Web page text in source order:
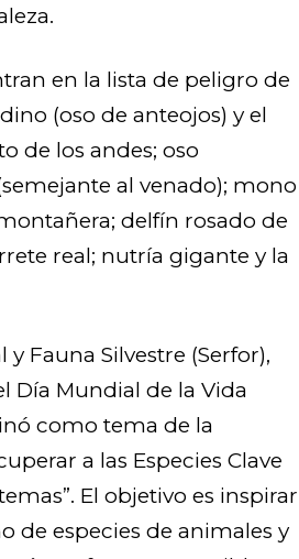
en la lista de peligro de
(oso de anteojos) y el
de los andes; oso
al venado); mono
delfín rosado de
real; nutría gigante y la
Fauna Silvestre (Serfor),
Día Mundial de la Vida
como tema de la
a las Especies Clave
El objetivo es inspirar
de especies de animales y